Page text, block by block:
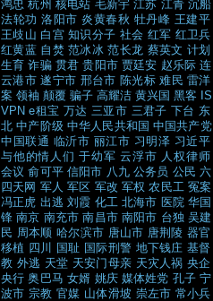
鸿忠 杭州 核电站 毛新宇 江苏 江青 沉船
法轮功 洛阳市 炎黄春秋 牡丹峰 王建平
王歧山 白宫 知识分子 社会 红军 红卫兵
红黄蓝 自焚 范冰冰 范长龙 蔡英文 计划
生育 诈骗 贯君 贵阳市 贾廷安 赵乐际 连
云港市 遂宁市 邢台市 陈光标 难民 雷洋
案 领袖 颠覆 骗子 高耀洁 黄兴国 黑客
IS
VPN e租宝 万达 三亚市 三君子 下台 东
北 中产阶级 中华人民共和国 中国共产党
中国联通 临沂市 丽江市 习明泽 习近平
与他的情人们 于幼军 云浮市 人权律师
会议 俞可平 信阳市 八九 公务员 公民 六
四天网 军人 军区 军改 军权 农民工 冤案
冯正虎 出逃 刘霞 化工 北海市 医院 华国
锋 南京 南充市 南昌市 南阳市 台独 吴建
民 周本顺 哈尔滨市 唐山市 唐荆陵 器官
移植 四川 国耻 国际刑警 地下钱庄 基督
教 外逃 天堂 天安门母亲 天灾人祸 央企
央行 奥巴马 女婿 姚庆 媒体姓党 孔子 宁
波市 宗教 官媒 山体滑坡 崇左市 常小兵